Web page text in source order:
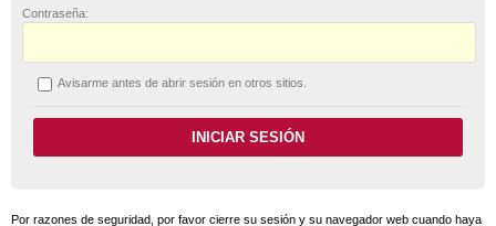
Contraseña:
Avisarme antes de abrir sesión en otros sitios.
Por razones de seguridad, por favor cierre su sesión y su navegador web cuando haya